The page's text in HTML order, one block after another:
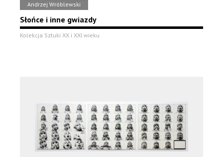
Andrzej Wróblewski
Słońce i inne gwiazdy
Kolekcja Sztuki XX i XXI wieku